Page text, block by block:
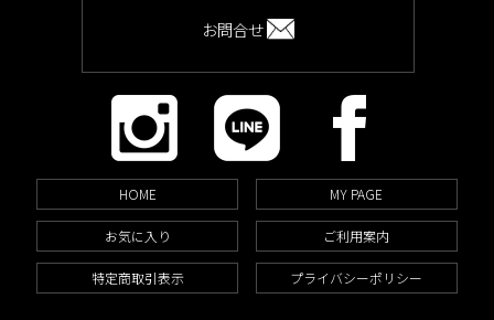
お問合せ
HOME MY PAGE
お気に入り ご利用案内
特定商取引表示 プライバシーポリシー